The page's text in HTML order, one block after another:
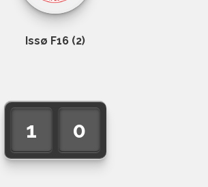
1 0
Issø F16 (2)